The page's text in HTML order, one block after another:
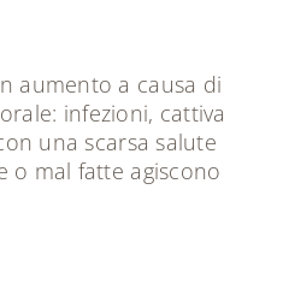
aumento a causa di
infezioni, cattiva
una scarsa salute
o mal fatte agiscono